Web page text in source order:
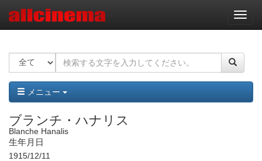
ナ
ビ
ー
ョ
ン
メニュー
ブランチ・ハナリス
Blanche Hanalis
生年月日
1915/12/11